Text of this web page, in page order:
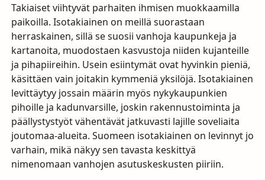
Takiaiset viihtyvät parhaiten ihmisen muokkaamilla
paikoilla. Isotakiainen on meillä suorastaan
herraskainen, sillä se suosii vanhoja kaupunkeja ja
kartanoita, muodostaen kasvustoja niiden kujanteille
ja pihapiireihin. Usein esiintymät ovat hyvinkin pieniä,
käsittäen vain joitakin kymmeniä yksilöjä. Isotakiainen
levittäytyy jossain määrin myös nykykaupunkien
pihoille ja kadunvarsille, joskin rakennustoiminta ja
päällystystyöt vähentävät jatkuvasti lajille soveliaita
joutomaa-alueita. Suomeen isotakiainen on levinnyt jo
varhain, mikä näkyy sen tavasta keskittyä
nimenomaan vanhojen asutuskeskusten piiriin.